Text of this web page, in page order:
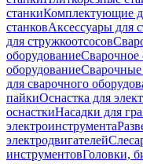
станкиКомплектующие
станковАксессуары для
для стружкоотсосов
оборудованиеСварочное
оборудованиеСварочные
для сварочного
пайкиОснастка для
оснасткиНасадки для
электроинструмента
электродвигателей
инструментовГоловки,